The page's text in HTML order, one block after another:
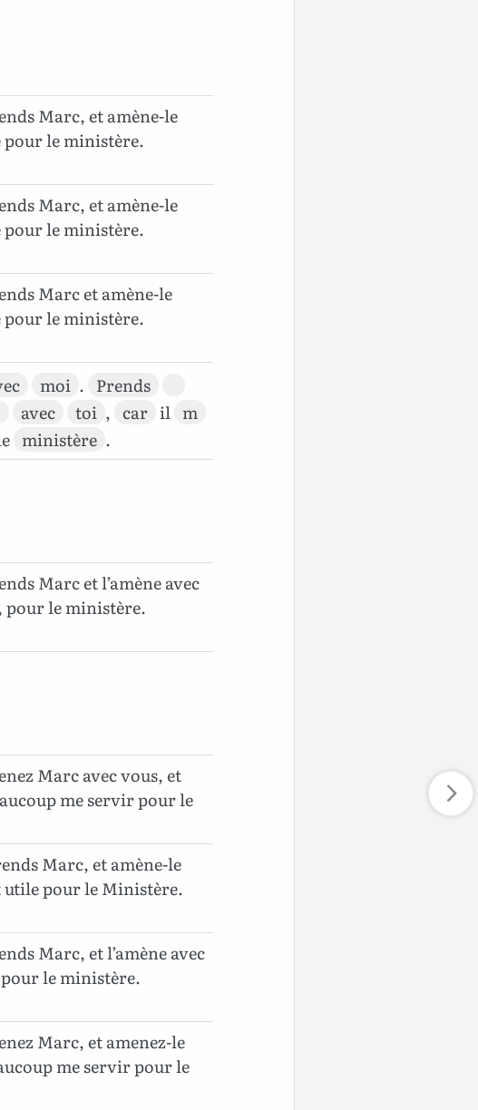
Marc, et amène-le
pour le ministère.
Marc, et amène-le
pour le ministère.
Marc et amène-le
pour le ministère.
moi . Prends
avec toi , car il m
ministère .
Marc et l’amène avec
pour le ministère.
Marc avec vous, et
me servir pour le
Marc, et amène-le
utile pour le Ministère.
Marc, et l’amène avec
le ministère.
Marc, et amenez-le
me servir pour le